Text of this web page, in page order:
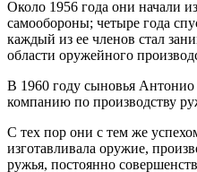
Около 1956 года они начали
самообороны; четыре года
каждый из ее членов стал
области оружейного
В 1960 году сыновья
компанию по производству
С тех пор они с тем же
изготавливала оружие,
ружья, постоянно